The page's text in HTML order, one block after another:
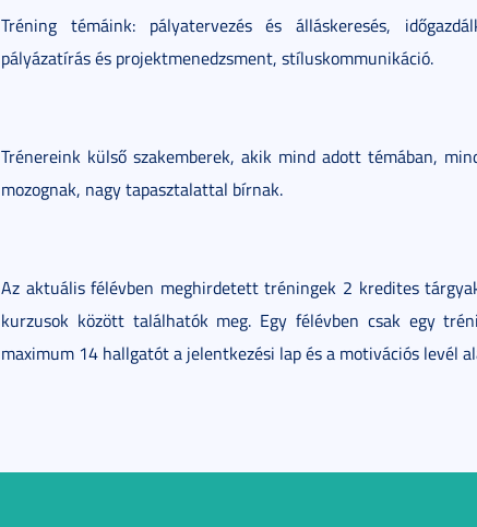
Tréning témáink: pályatervezés és álláskeresés,
pályázatírás és projektmenedzsment, stíluskommunikáció.
Trénereink külső szakemberek, akik mind adott témában,
mozognak, nagy tapasztalattal bírnak.
Az aktuális félévben meghirdetett tréningek 2 kredites
kurzusok között találhatók meg. Egy félévben csak egy
maximum 14 hallgatót a jelentkezési lap és a motivációs levél